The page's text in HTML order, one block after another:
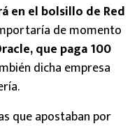
en el bolsillo de Red
de momento
que paga 100
dicha empresa
que apostaban por